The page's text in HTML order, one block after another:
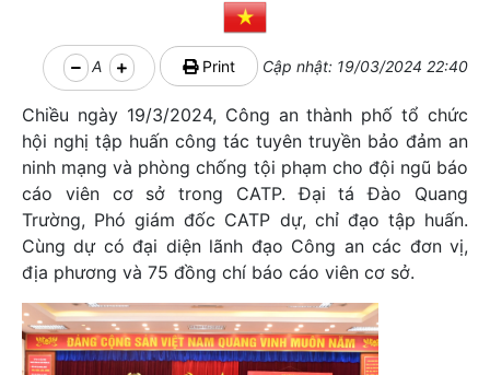
A Print Cập nhật: 19/03/2024 22:40
Chiều ngày 19/3/2024, Công an thành phố tổ chức
hội nghị tập huấn công tác tuyên truyền bảo đảm an
ninh mạng và phòng chống tội phạm cho đội ngũ báo
cáo viên cơ sở trong CATP. Đại tá Đào Quang
Trường, Phó giám đốc CATP dự, chỉ đạo tập huấn.
Cùng dự có đại diện lãnh đạo Công an các đơn vị,
địa phương và 75 đồng chí báo cáo viên cơ sở.